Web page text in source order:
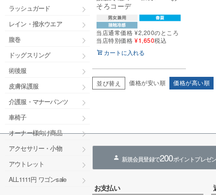
ラッシュガード
レイン・撥水ウエア
腹巻
ドッグスリング
術後服
皮膚保護服
介護服・マナーパンツ
車椅子
オーナー様向け商品
アクセサリー・小物
アウトレット
ALL1111円 ワゴンsale
そろコーデ
当店通常価格 ¥2,200のところ
当店特別価格 ¥1,650税込
カートに入れる
並び替え 価格が安い順 価格が高い順
新規会員登録で200ポイントプレゼ
お支払い